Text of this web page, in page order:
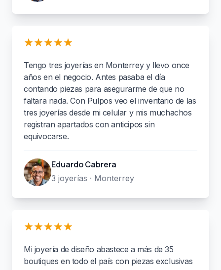
Tengo tres joyerías en Monterrey y llevo once
años en el negocio. Antes pasaba el día
contando piezas para asegurarme de que no
faltara nada. Con Pulpos veo el inventario de las
tres joyerías desde mi celular y mis muchachos
registran apartados con anticipos sin
equivocarse.
Eduardo Cabrera
3 joyerías · Monterrey
Mi joyería de diseño abastece a más de 35
boutiques en todo el país con piezas exclusivas